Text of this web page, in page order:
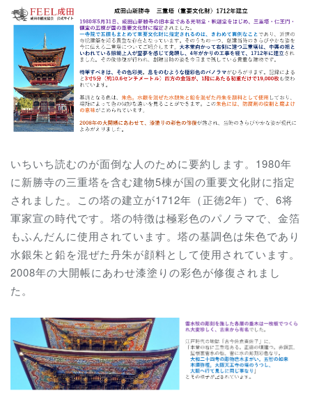
いちいち読むのが面倒な人のために要約します。1980年
に新勝寺の三重塔を含む建物5棟が国の重要文化財に指定
されました。この塔の建立が1712年（正徳2年）で、6将
軍家宣の時代です。塔の特徴は極彩色のパノラマで、金箔
もふんだんに使用されています。塔の基調色は朱色であり
水銀朱と鉛を混ぜた丹朱が顔料として使用されています。
2008年の大開帳にあわせ漆塗りの彩色が修復されまし
た。